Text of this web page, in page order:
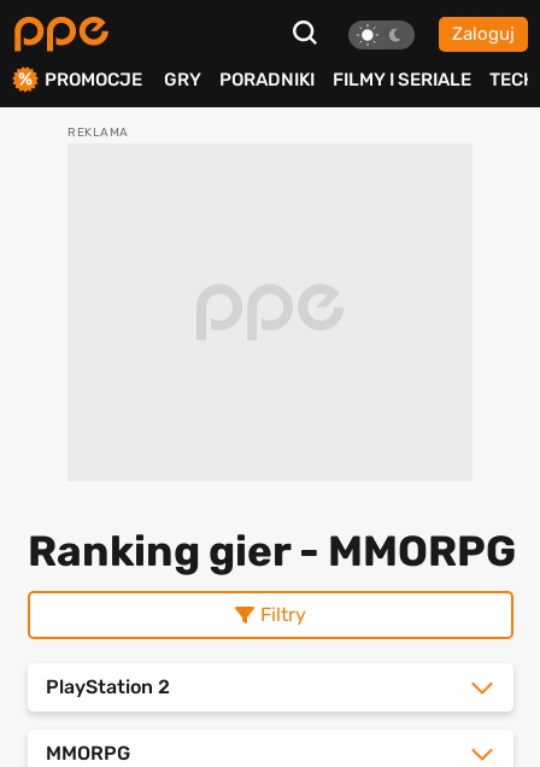
Zaloguj
PROMOCJE GRY PORADNIKI FILMY I SERIALE TECH
Ranking gier - MMORPG
Filtry
PlayStation 2
MMORPG